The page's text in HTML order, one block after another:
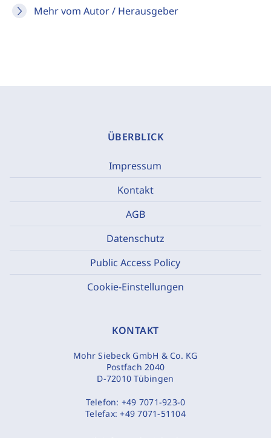
Mehr vom Autor / Herausgeber
ÜBERBLICK
Impressum
Kontakt
AGB
Datenschutz
Public Access Policy
Cookie-Einstellungen
KONTAKT
Mohr Siebeck GmbH & Co. KG
Postfach 2040
D-72010 Tübingen
Telefon: +49 7071-923-0
Telefax:+49 7071-51104